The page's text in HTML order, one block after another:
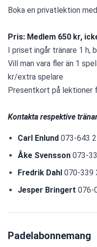
Boka en privatlektion
Pris: Medlem 650 kr,
I priset ingår tränare 1 h,
Vill man vara fler än 1
kr/extra spelare
Presentkort på lektioner
Kontakta respektive
Carl Enlund 073-643
Åke Svensson 073-
Fredrik Dahl 070-339
Jesper Bringert 076-
Padelabonnemang